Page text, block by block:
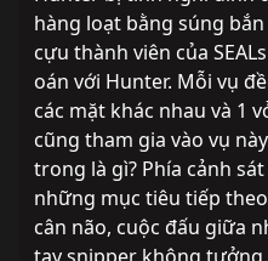
hàng loạt bằng súng
cựu thành viên của
oán với Hunter. Mỗi vụ
các mặt khác nhau và 1
cũng tham gia vào vụ
trong là gì? Phía cảnh
những mục tiêu tiếp
cân não, cuộc đấu giữa